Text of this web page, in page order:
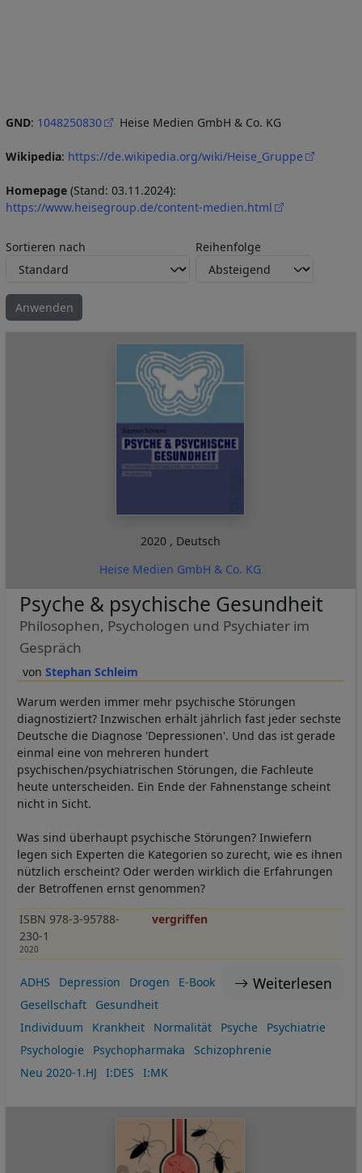
GND: 1048250830 Heise Medien GmbH & Co. KG
Wikipedia: https://de.wikipedia.org/wiki/Heise_Gruppe
Homepage (Stand: 03.11.2024):
https://www.heisegroup.de/content-medien.html
Sortieren nach Reihenfolge
2020 , Deutsch
Heise Medien GmbH & Co. KG
Stephan Schleim
Psyche & psychische Gesundheit
Philosophen, Psychologen und Psychiater im
Gespräch
Warum werden immer mehr psychische Störungen
diagnostiziert? Inzwischen erhält jährlich fast jeder sechste
Deutsche die Diagnose 'Depressionen'. Und das ist gerade
einmal eine von mehreren hundert
psychischen/psychiatrischen Störungen, die Fachleute
heute unterscheiden. Ein Ende der Fahnenstange scheint
nicht in Sicht.
Was sind überhaupt psychische Störungen? Inwiefern
legen sich Experten die Kategorien so zurecht, wie es ihnen
nützlich erscheint? Oder werden wirklich die Erfahrungen
der Betroffenen ernst genommen?
ISBN 978-3-95788-
230-1
2020
vergriffen
Weiterlesen
ADHS Depression Drogen
E-Book
Gesellschaft
Gesundheit
Individuum
Krankheit Normalität Psyche
Psychiatrie
Psychologie
Psychopharmaka
Schizophrenie
Neu 2020-1.HJ
I:DES I:MK